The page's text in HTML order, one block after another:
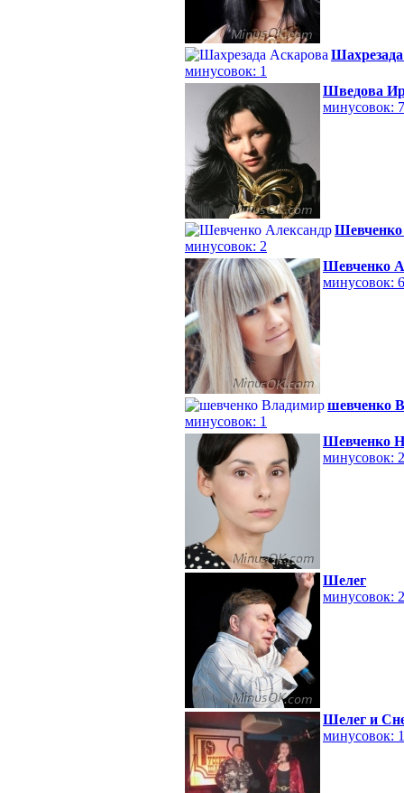
минусовок: 1
Шведова
минусовок: 7
Шевченко
минусовок: 2
Шевченко
минусовок: 6
шевченко
минусовок: 1
Шевченко
минусовок: 2
Шелег
минусовок: 2
Шелег и
минусовок: 1